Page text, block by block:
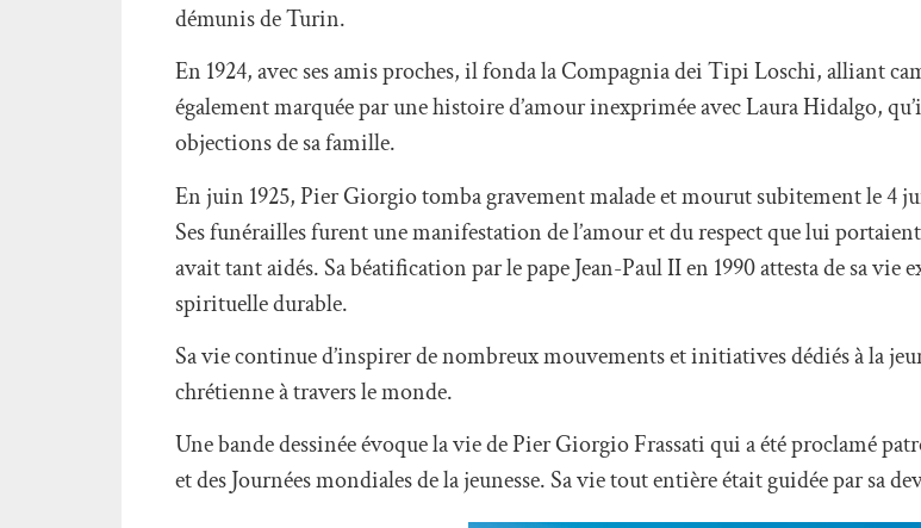
démunis de Turin.
En 1924, avec ses amis proches, il fonda la Compagnia dei Tipi Loschi, alliant
également marquée par une histoire d’amour inexprimée avec Laura Hidalgo,
objections de sa famille.
En juin 1925, Pier Giorgio tomba gravement malade et mourut subitement le 4
Ses funérailles furent une manifestation de l’amour et du respect que lui portaient
avait tant aidés. Sa béatification par le pape Jean-Paul II en 1990 attesta de sa vie
spirituelle durable.
Sa vie continue d’inspirer de nombreux mouvements et initiatives dédiés à la
chrétienne à travers le monde.
Une bande dessinée évoque la vie de Pier Giorgio Frassati qui a été proclamé
et des Journées mondiales de la jeunesse. Sa vie tout entière était guidée par sa